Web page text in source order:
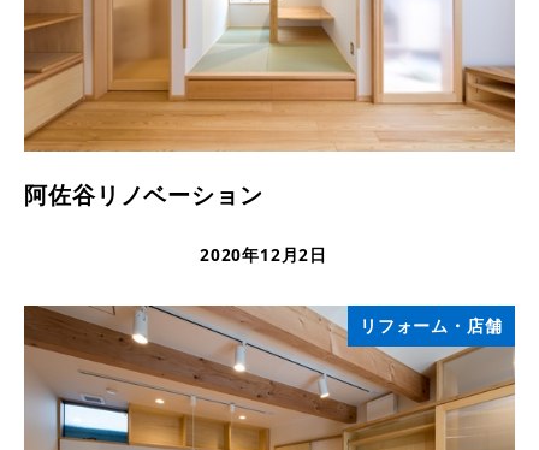
阿佐谷リノベーション
更新日
2020年12月2日
リフォーム・店舗